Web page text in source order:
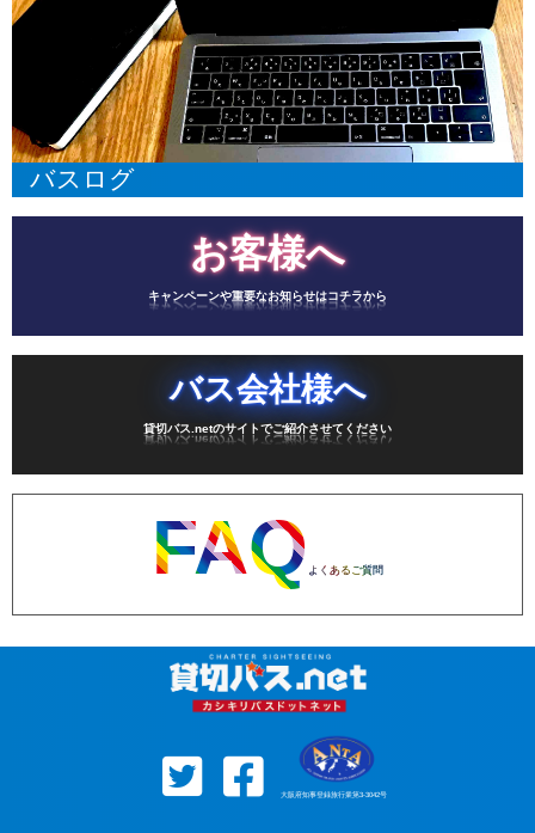
バスログ
お客様へ
キャンペーンや重要なお知らせはコチラから
バス会社様へ
貸切バス.netのサイトでご紹介させてください
FAQ よくあるご質問
大阪府知事登録旅行業第3-3042号